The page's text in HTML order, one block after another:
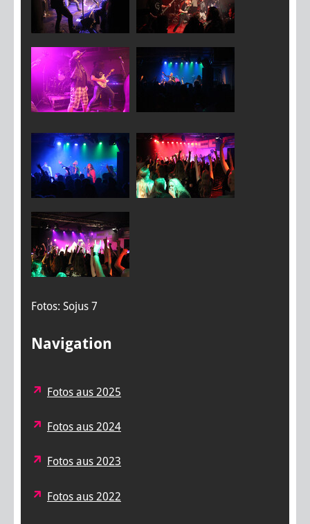
Fotos: Sojus 7
Navigation
Fotos aus 2025
Fotos aus 2024
Fotos aus 2023
Fotos aus 2022